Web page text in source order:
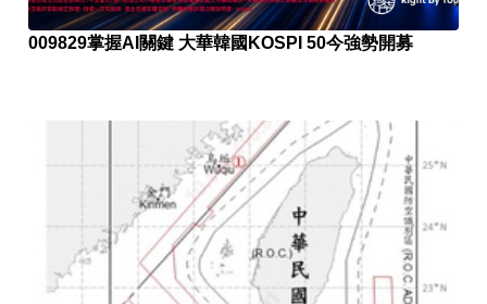
009829掌握AI關鍵 大華韓國KOSPI 50今強勢開募